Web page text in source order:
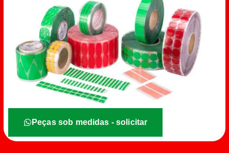
Peças sob medidas - solicitar